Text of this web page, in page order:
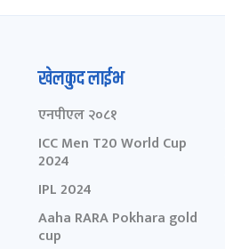
खेलकुद लाईभ
एनपीएल २०८१
ICC Men T20 World Cup
2024
IPL 2024
Aaha RARA Pokhara gold
cup